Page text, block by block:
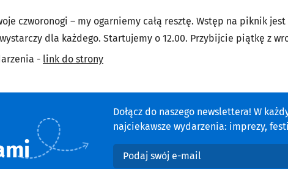
czworonogi – my ogarniemy całą resztę. Wstęp na piknik jest
dla każdego. Startujemy o 12.00. Przybijcie piątkę z
- link do strony
Dołącz do naszego newslettera! W
najciekawsze wydarzenia: imprezy,
Podaj swój e-mail